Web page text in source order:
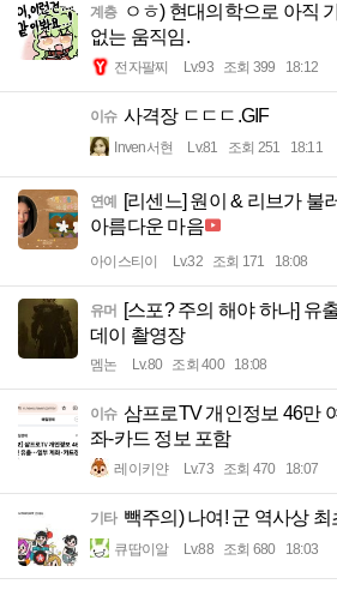
계층
ㅇㅎ) 현대의학으로 아직
없는 움직임.
전자팔찌 Lv.93 조회 399 18:12
이슈 사격장 ㄷㄷㄷ.GIF
Inven서현 Lv.81 조회 251 18:11
연예 [리센느] 원이 & 리브가 불
아름다운 마음
아이스티이 Lv.32 조회 171 18:08
유머 [스포? 주의 해야 하나] 유
데이 촬영장
멤논 Lv.80 조회 400 18:08
이슈 삼프로TV 개인정보 46만
좌-카드 정보 포함
레이키얀 Lv.73 조회 470 18:07
기타 빽주의) 나여! 군 역사상 최
큐땁이알 Lv.88 조회 680 18:03